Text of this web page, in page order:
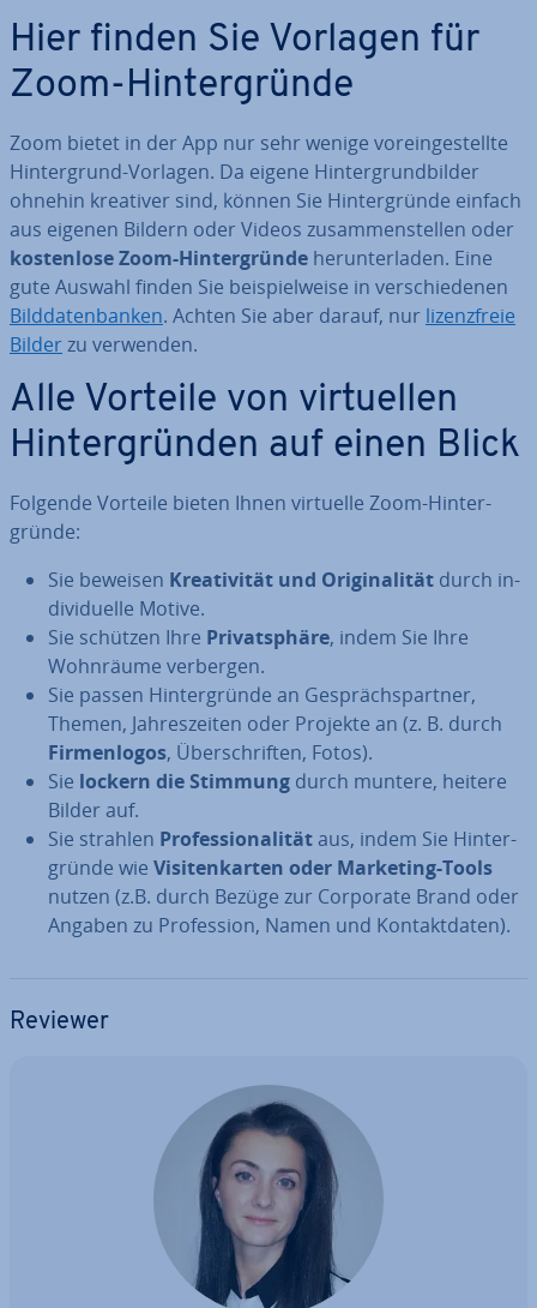
Hier finden Sie Vorlagen für
Zoom-Hin­ter­grün­de
Zoom bietet in der App nur sehr wenige vor­ein­ge­stell­te
Hin­ter­grund-Vorlagen. Da eigene Hin­ter­grund­bil­der
ohnehin kreativer sind, können Sie Hin­ter­grün­de einfach
aus eigenen Bildern oder Videos zu­sam­men­stel­len oder
kos­ten­lo­se Zoom-Hin­ter­grün­de her­un­ter­la­den. Eine
gute Auswahl finden Sie bei­spiel­wei­se in ver­schie­de­nen
Bild­da­ten­ban­ken. Achten Sie aber darauf, nur li­zenz­freie
Bilderzu verwenden.
Alle Vorteile von vir­tu­el­len
Hin­ter­grün­den auf einen Blick
Folgende Vorteile bieten Ihnen virtuelle Zoom-Hin­ter­
grün­de:
Sie beweisen Krea­ti­vi­tät und Ori­gi­na­li­tät durch in­
di­vi­du­el­le Motive.
Sie schützen Ihre Pri­vat­sphä­re, indem Sie Ihre
Wohnräume verbergen.
Sie passen Hin­ter­grün­de an Ge­sprächs­part­ner,
Themen, Jah­res­zei­ten oder Projekte an (z. B. durch
Fir­men­lo­gos, Über­schrif­ten, Fotos).
Sie lockern die Stimmung durch muntere, heitere
Bilder auf.
Sie strahlen Pro­fes­sio­na­li­tätaus, indem Sie Hin­ter­
grün­de wie Vi­si­ten­kar­ten oder Marketing-Tools
nutzen (z.B. durch Bezüge zur Corporate Brand oder
Angaben zu Pro­fes­si­on, Namen und Kon­takt­da­ten).
Reviewer